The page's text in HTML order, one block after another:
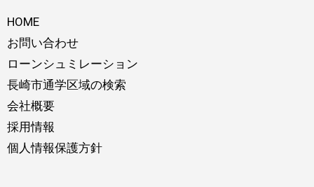
HOME
お問い合わせ
ローンシュミレーション
長崎市通学区域の検索
会社概要
採用情報
個人情報保護方針